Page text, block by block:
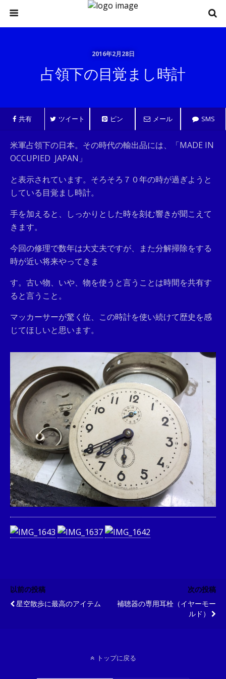
2016年2月28日
占領下の目覚まし時計
共有 ツイート ピン メール SMS
米軍占領下の日本。その時代の輸出品には、「MADE IN
OCCUPIED JAPAN」
と表示されています。そろそろ７０年の時が過ぎようと
している目覚まし時計。
手を加えると、しっかりとした時を刻む響きが聞こえて
きます。
今回の修理で数年は大丈夫ですが、また分解掃除をする
時が近い将来やってきま
す。古い物、いや、物を使うと言うことは時間を共有す
ると言うこと。
マッカーサーが驚く位、この時計を使い続けて歴史を感
じてほしいと思います。
以前の投稿
星空散歩に最高のアイテム
次の投稿
補聴器の専用耳栓（イヤーモー
ルド）
トップに戻る